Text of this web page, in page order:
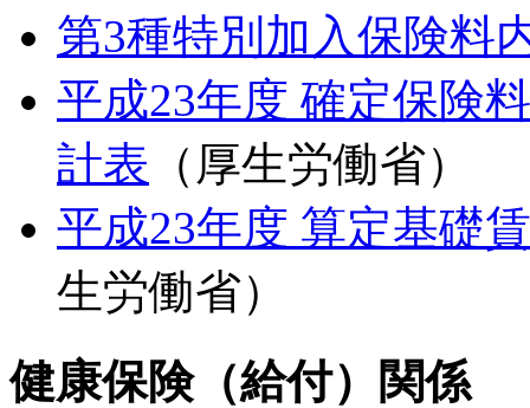
第3種特別加入保険料
平成23年度 確定保険
計表 （厚生労働省）
平成23年度 算定基礎
生労働省）
健康保険（給付）関係